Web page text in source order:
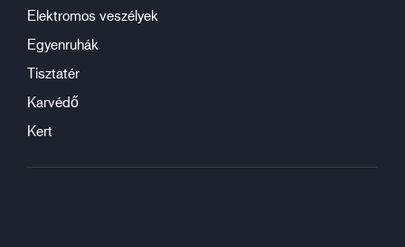
Elektromos veszélyek
Egyenruhák
Tisztatér
Karvédő
Kert